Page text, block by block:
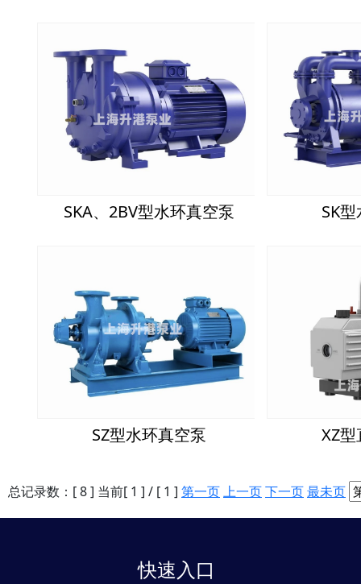
SKA、2BV型水环真空泵 SK
SZ型水环真空泵 XZ
总记录数：[ 8 ] 当前[ 1 ] / [ 1 ] 第一页上一页下一页最未页
快速入口